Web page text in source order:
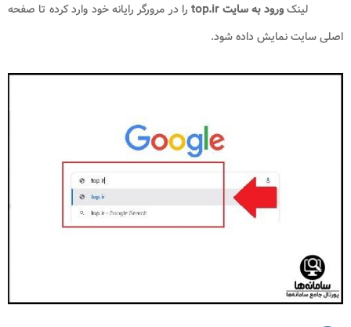
لینکورود به سایتtop.irرا در مرورگر رایانه خود وارد کرده تا صفحه
اصلی سایت نمایش داده شود.